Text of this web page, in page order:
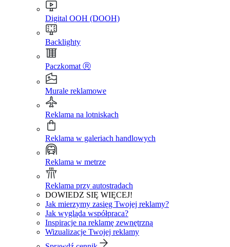
Digital OOH (DOOH)
Backlighty
Paczkomat Ⓡ
Murale reklamowe
Reklama na lotniskach
Reklama w galeriach handlowych
Reklama w metrze
Reklama przy autostradach
DOWIEDZ SIĘ WIĘCEJ!
Jak mierzymy zasięg Twojej reklamy?
Jak wygląda współpraca?
Inspiracje na reklamę zewnętrzną
Wizualizacje Twojej reklamy